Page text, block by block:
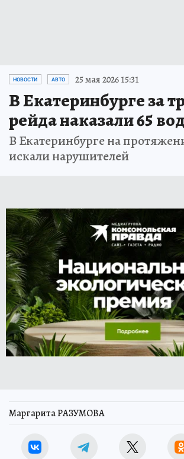
НОВОСТИ АВТО 25 мая 2026 15:31
В Екатеринбурге за
рейда наказали 65
В Екатеринбурге на
искали нарушителей
Маргарита РАЗУМОВА